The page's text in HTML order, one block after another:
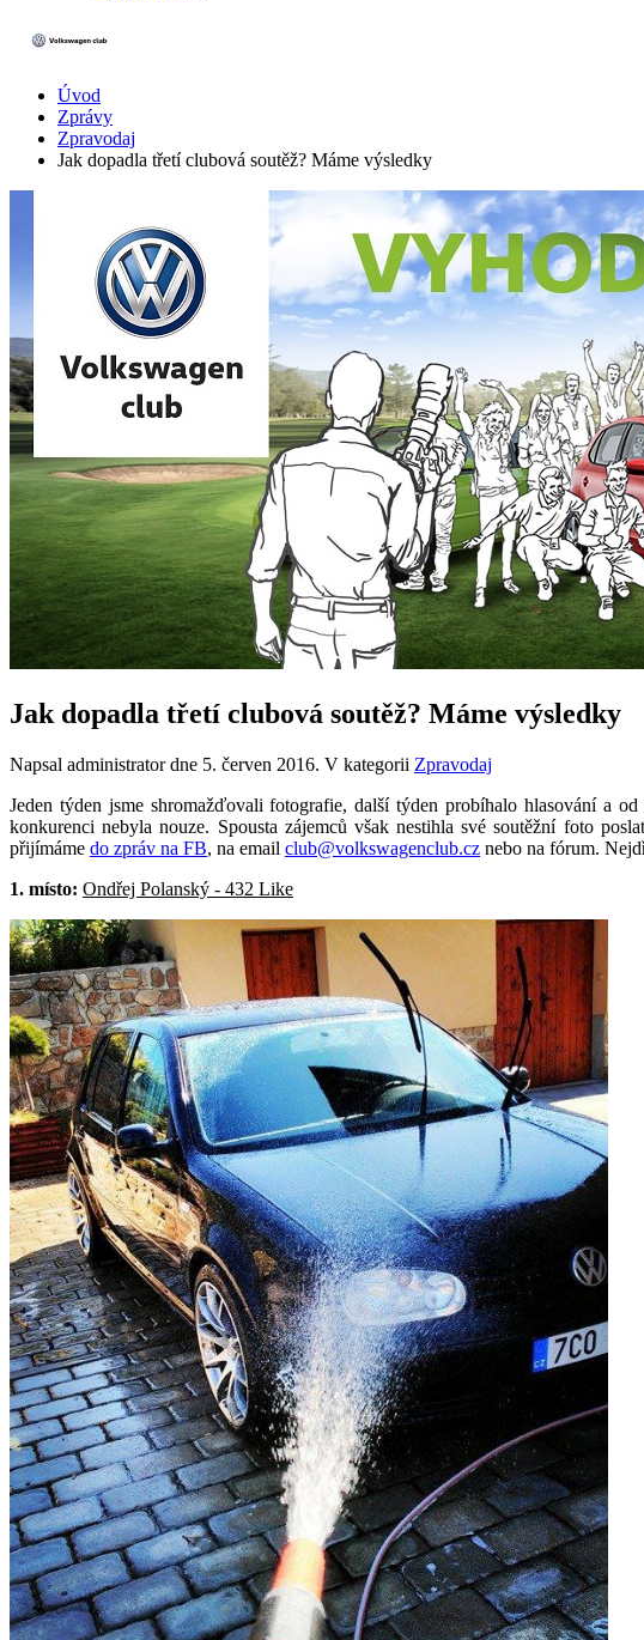
Úvod
Zprávy
Zpravodaj
Jak dopadla třetí clubová soutěž? Máme výsledky
Jak dopadla třetí clubová soutěž? Máme výsledky
Napsal administrator dne 5. červen 2016. V kategorii Zpravodaj
Jeden týden jsme shromažďovali fotografie, další týden probíhalo hlasování a
konkurenci nebyla nouze. Spousta zájemců však nestihla své soutěžní foto
přijímáme do zpráv na FB, na email club@volkswagenclub.cz nebo na fórum.
1. místo: Ondřej Polanský - 432 Like